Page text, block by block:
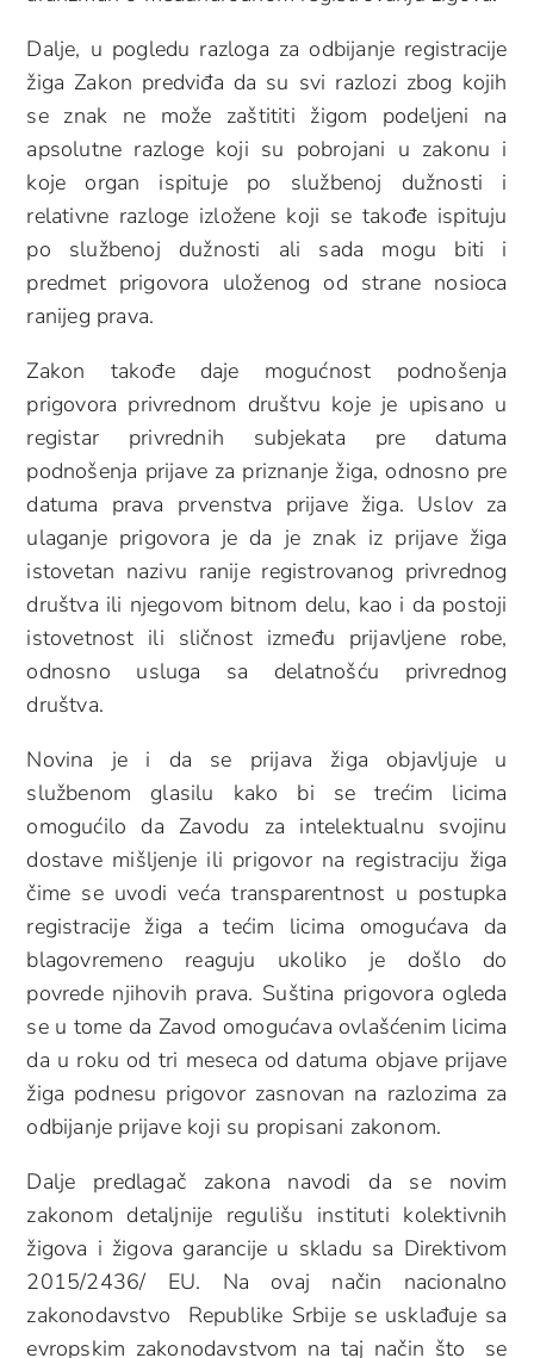
Dalje, u pogledu razloga za odbijanje registracije
žiga Zakon predviđa da su svi razlozi zbog kojih
se znak ne može zaštititi žigom podeljeni na
apsolutne razloge koji su pobrojani u zakonu i
koje organ ispituje po službenoj dužnosti i
relativne razloge izložene koji se takođe ispituju
po službenoj dužnosti ali sada mogu biti i
predmet prigovora uloženog od strane nosioca
ranijeg prava.
Zakon takođe daje mogućnost podnošenja
prigovora privrednom društvu koje je upisano u
registar privrednih subjekata pre datuma
podnošenja prijave za priznanje žiga, odnosno pre
datuma prava prvenstva prijave žiga. Uslov za
ulaganje prigovora je da je znak iz prijave žiga
istovetan nazivu ranije registrovanog privrednog
društva ili njegovom bitnom delu, kao i da postoji
istovetnost ili sličnost između prijavljene robe,
odnosno usluga sa delatnošću privrednog
društva.
Novina je i da se prijava žiga objavljuje u
službenom glasilu kako bi se trećim licima
omogućilo da Zavodu za intelektualnu svojinu
dostave mišljenje ili prigovor na registraciju žiga
čime se uvodi veća transparentnost u postupka
registracije žiga a tećim licima omogućava da
blagovremeno reaguju ukoliko je došlo do
povrede njihovih prava. Suština prigovora ogleda
se u tome da Zavod omogućava ovlašćenim licima
da u roku od tri meseca od datuma objave prijave
žiga podnesu prigovor zasnovan na razlozima za
odbijanje prijave koji su propisani zakonom.
Dalje predlagač zakona navodi da se novim
zakonom detaljnije regulišu instituti kolektivnih
žigova i žigova garancije u skladu sa Direktivom
2015/2436/ EU. Na ovaj način nacionalno
zakonodavstvo Republike Srbije se usklađuje sa
evropskim zakonodavstvom na taj način što se